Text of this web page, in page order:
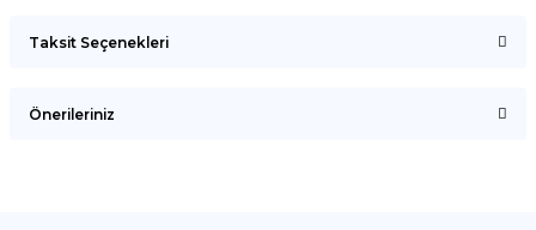
Taksit Seçenekleri
Önerileriniz